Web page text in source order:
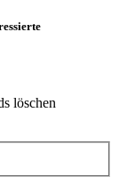
löschen